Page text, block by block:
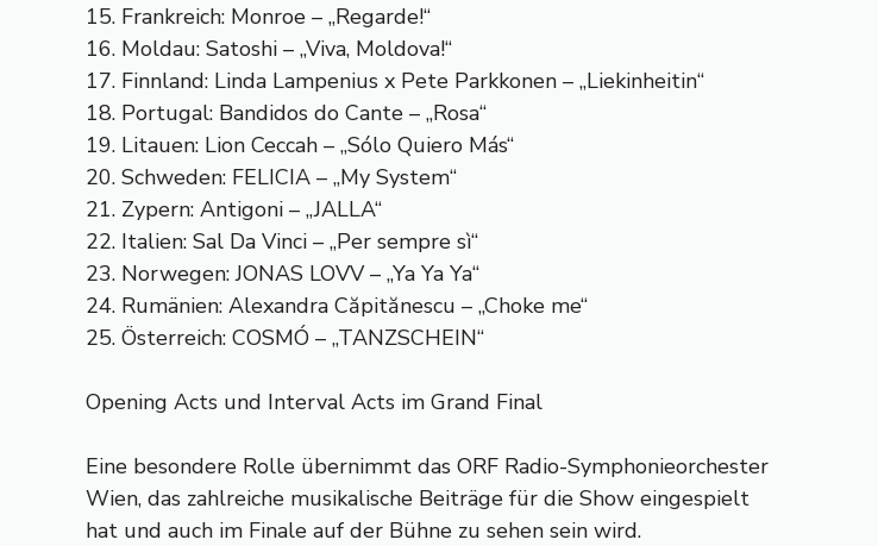
15. Frankreich: Monroe – „Regarde!“
16. Moldau: Satoshi – „Viva, Moldova!“
17. Finnland: Linda Lampenius x Pete Parkkonen – „Liekinheitin“
18. Portugal: Bandidos do Cante – „Rosa“
19. Litauen: Lion Ceccah – „Sólo Quiero Más“
20. Schweden: FELICIA – „My System“
21. Zypern: Antigoni – „JALLA“
22. Italien: Sal Da Vinci – „Per sempre sì“
23. Norwegen: JONAS LOVV – „Ya Ya Ya“
24. Rumänien: Alexandra Căpitănescu – „Choke me“
25. Österreich: COSMÓ – „TANZSCHEIN“
Opening Acts und Interval Acts im Grand Final
Eine besondere Rolle übernimmt das ORF Radio-Symphonieorchester
Wien, das zahlreiche musikalische Beiträge für die Show eingespielt
hat und auch im Finale auf der Bühne zu sehen sein wird.